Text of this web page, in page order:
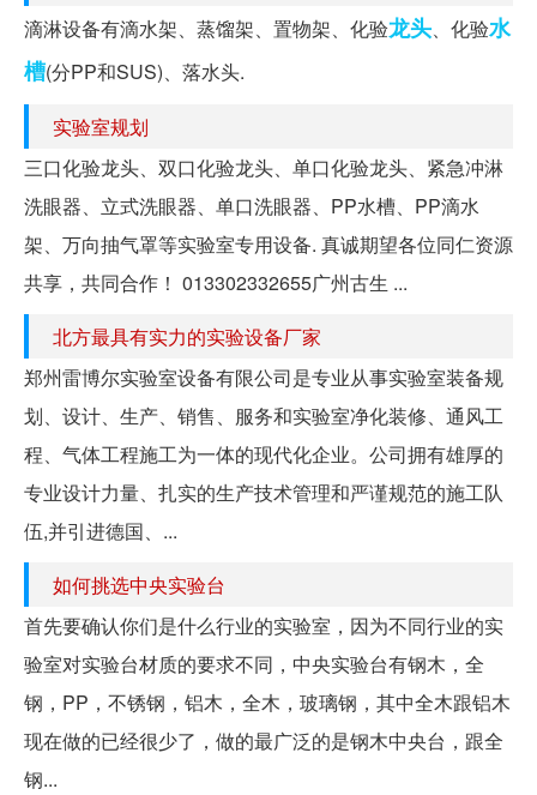
滴淋设备有滴水架、蒸馏架、置物架、化验龙头、化验水
槽(分PP和SUS)、落水头.
实验室规划
三口化验龙头、双口化验龙头、单口化验龙头、紧急冲淋
洗眼器、立式洗眼器、单口洗眼器、PP水槽、PP滴水
架、万向抽气罩等实验室专用设备. 真诚期望各位同仁资源
共享，共同合作！ 013302332655广州古生 ...
北方最具有实力的实验设备厂家
郑州雷博尔实验室设备有限公司是专业从事实验室装备规
划、设计、生产、销售、服务和实验室净化装修、通风工
程、气体工程施工为一体的现代化企业。公司拥有雄厚的
专业设计力量、扎实的生产技术管理和严谨规范的施工队
伍,并引进德国、...
如何挑选中央实验台
首先要确认你们是什么行业的实验室，因为不同行业的实
验室对实验台材质的要求不同，中央实验台有钢木，全
钢，PP，不锈钢，铝木，全木，玻璃钢，其中全木跟铝木
现在做的已经很少了，做的最广泛的是钢木中央台，跟全
钢...